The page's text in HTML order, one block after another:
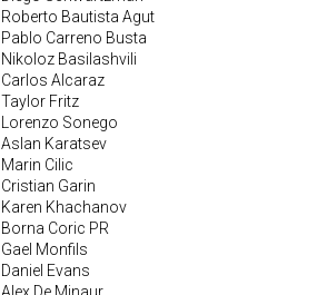
Roberto Bautista Agut
Pablo Carreno Busta
Nikoloz Basilashvili
Carlos Alcaraz
Taylor Fritz
Lorenzo Sonego
Aslan Karatsev
Marin Cilic
Cristian Garin
Karen Khachanov
Borna Coric PR
Gael Monfils
Daniel Evans
Alex De Minaur